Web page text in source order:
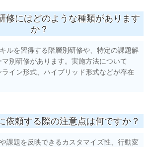
修にはどのような種類があります
か？
ルを習得する階層別研修や、特定の課題解
別研修があります。実施方法について
ライン形式、ハイブリッド形式などが存在
依頼する際の注意点は何ですか？
課題を反映できるカスタマイズ性、行動変